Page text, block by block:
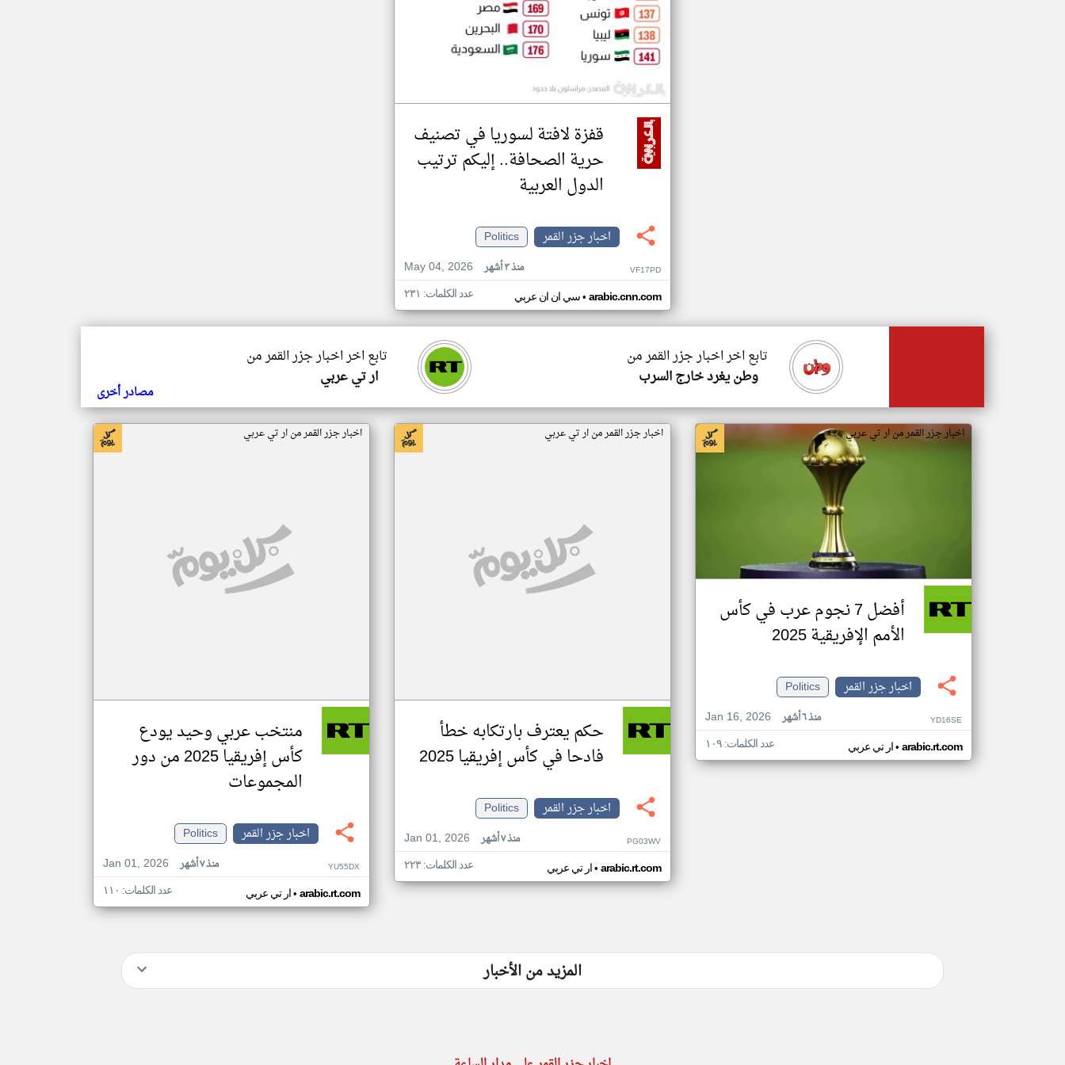
قفزة لافتة لسوريا في تصنيف
حرية الصحافة.. إليكم ترتيب
الدول العربية
اخبار جزر القمر
Politics
May 04, 2026
منذ ٣ أشهر VF17PD
سي ان ان عربي• arabic.cnn.com عدد الكلمات: ٢٣١
تابع اخر اخبار جزر القمر من
ار تي عربي
تابع اخر اخبار جزر القمر من
وطن يغرد خارج السرب
مصادر أخرى
اخبار جزر القمر من ار تي عربي
أفضل 7 نجوم عرب في كأس
الأمم الإفريقية 2025
اخبار جزر القمر
Politics
Jan 16, 2026
منذ ٦ أشهر YD16SE
ار تي عربي• arabic.rt.com عدد الكلمات: ١٠٩
اخبار جزر القمر من ار تي عربي
حكم يعترف بارتكابه خطأ
فادحا في كأس إفريقيا 2025
اخبار جزر القمر
Politics
Jan 01, 2026
منذ ٧ أشهر PG03WV
ار تي عربي• arabic.rt.com عدد الكلمات: ٢٢٣
اخبار جزر القمر من ار تي عربي
منتخب عربي وحيد يودع
كأس إفريقيا 2025 من دور
المجموعات
اخبار جزر القمر
Politics
Jan 01, 2026
منذ ٧ أشهر YU55DX
ار تي عربي• arabic.rt.com عدد الكلمات: ١١٠
المزيد من الأخبار